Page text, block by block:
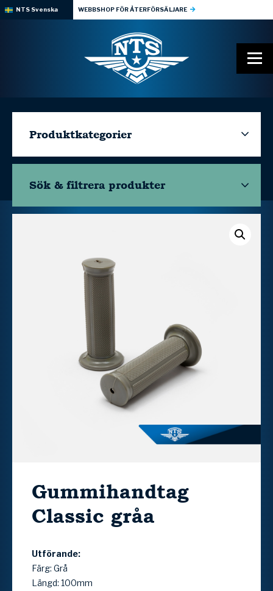
NTS Svenska WEBBSHOP FÖR ÅTERFÖRSÄLJARE
Produktkategorier
Sök & filtrera produkter
Gummihandtag
Classic gråa
Utförande:
Färg: Grå
Längd: 100mm